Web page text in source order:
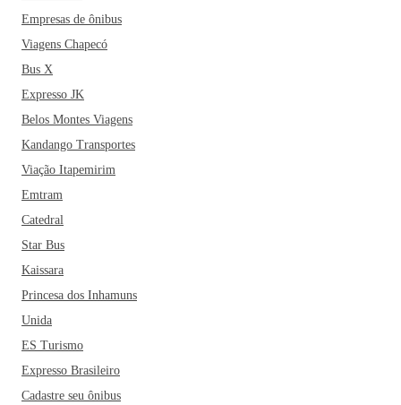
Empresas de ônibus
Viagens Chapecó
Bus X
Expresso JK
Belos Montes Viagens
Kandango Transportes
Viação Itapemirim
Emtram
Catedral
Star Bus
Kaissara
Princesa dos Inhamuns
Unida
ES Turismo
Expresso Brasileiro
Cadastre seu ônibus